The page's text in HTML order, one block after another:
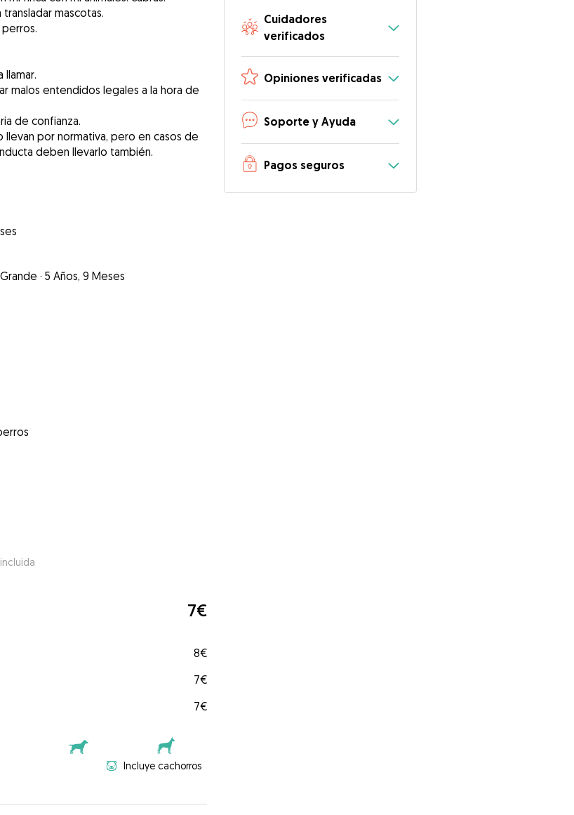
mascotas.
malos entendidos legales a la hora de
de confianza.
llevan por normativa, pero en casos de
deben llevarlo también.
Grande · 5 Años, 9 Meses
7€
8€
7€
7€
Incluye cachorros
Cuidadores
verificados
Opiniones verificadas
Soporte y Ayuda
Pagos seguros